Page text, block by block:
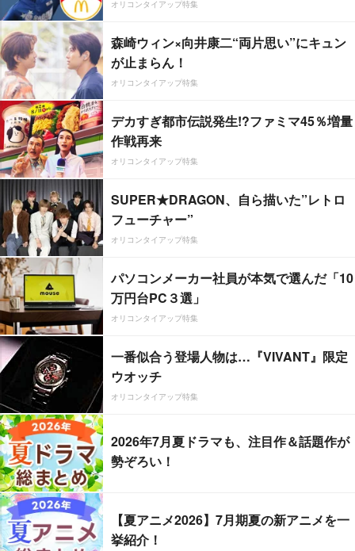
オリコンタイアップ特集
森崎ウィン×向井康二“両片思い”にキュン
が止まらん！
オリコンタイアップ特集
デカすぎ都市伝説発生!?ファミマ45％増量
作戦再来
オリコンタイアップ特集
SUPER★DRAGON、自ら描いた”レトロ
フューチャー”
オリコンタイアップ特集
パソコンメーカー社員が本気で選んだ「10
万円台PC３選」
オリコンタイアップ特集
一番似合う登場人物は…『VIVANT』限定
ウオッチ
オリコンタイアップ特集
2026年7月夏ドラマも、注目作＆話題作が
勢ぞろい！
【夏アニメ2026】7月期夏の新アニメを一
挙紹介！